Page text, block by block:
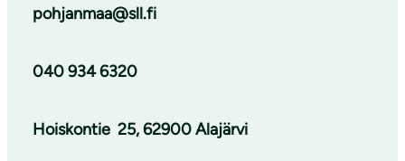
pohjanmaa@sll.fi
040 934 6320
Hoiskontie 25, 62900 Alajärvi